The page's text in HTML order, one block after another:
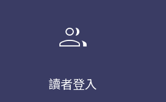
group
讀者登入